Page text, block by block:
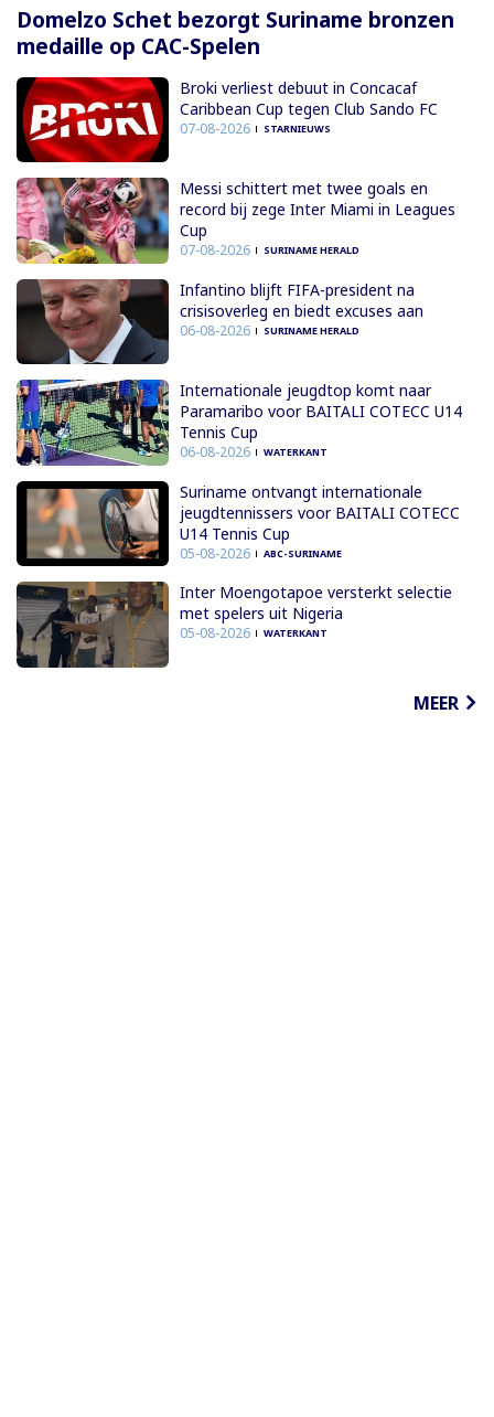
Domelzo Schet bezorgt Suriname bronzen
medaille op CAC-Spelen
Broki verliest debuut in Concacaf
Caribbean Cup tegen Club Sando FC
07-08-2026 STARNIEUWS
Messi schittert met twee goals en
record bij zege Inter Miami in Leagues
Cup
07-08-2026 SURINAME HERALD
Infantino blijft FIFA-president na
crisisoverleg en biedt excuses aan
06-08-2026 SURINAME HERALD
Internationale jeugdtop komt naar
Paramaribo voor BAITALI COTECC U14
Tennis Cup
06-08-2026 WATERKANT
Suriname ontvangt internationale
jeugdtennissers voor BAITALI COTECC
U14 Tennis Cup
05-08-2026 ABC-SURINAME
Inter Moengotapoe versterkt selectie
met spelers uit Nigeria
05-08-2026 WATERKANT
MEER